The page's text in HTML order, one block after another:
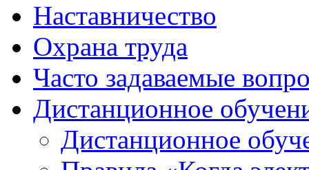
Наставничество
Охрана труда
Часто задаваемые
Дистанционное
Дистанционное